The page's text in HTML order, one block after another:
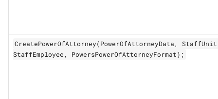
CreatePowerOfAttorney(PowerOfAttorneyData,
StaffEmployee, PowersPowerOfAttorneyFormat);